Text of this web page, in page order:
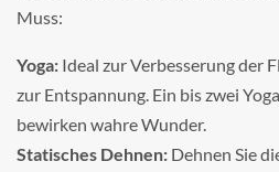
Muss:
Yoga: Ideal zur Verbesserung der
zur Entspannung. Ein bis zwei
bewirken wahre Wunder.
Statisches Dehnen: Dehnen Sie